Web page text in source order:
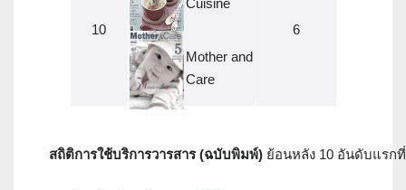
10
Mother and
Care
6
สถิติการใช้บริการวารสาร (ฉบับพิมพ์) ย้อนหลัง 10 อันดับแรก